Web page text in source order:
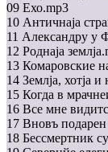
09 Ехо.mp3
10 Античнаjа
11 Александру у
12 Роднаjа
13 Комаровские
14 Землjа, хотjа и
15 Когда в
16 Все мне
17 Вновъ
18 Бессмертник